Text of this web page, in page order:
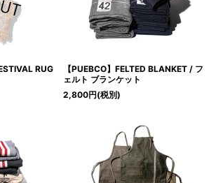
RUG
【PUEBCO】FELTED BLANKET / フ
ェルト ブランケット
2,800円(税別)